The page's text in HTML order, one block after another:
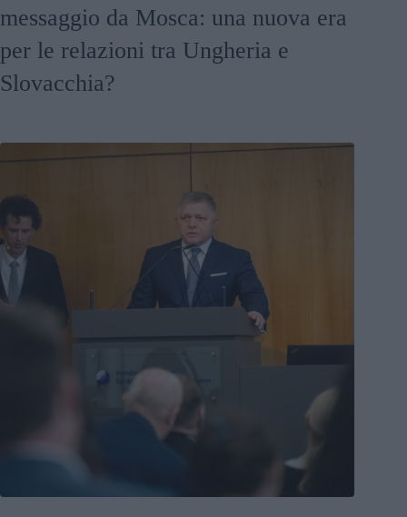
messaggio da Mosca: una nuova era
per le relazioni tra Ungheria e
Slovacchia?